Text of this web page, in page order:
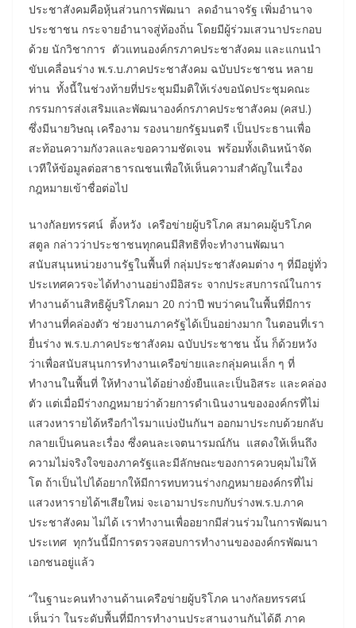
ประชาสังคมคือหุ้นส่วนการพัฒนา ลดอำนาจรัฐ เพิ่มอำนาจ
ประชาชน กระจายอำนาจสู่ท้องถิ่น โดยมีผู้ร่วมเสวนาประกอบ
ด้วย นักวิชาการ ตัวแทนองค์กรภาคประชาสังคม และแกนนำ
ขับเคลื่อนร่าง พ.ร.บ.ภาคประชาสังคม ฉบับประชาชน หลาย
ท่าน ทั้งนี้ในช่วงท้ายที่ประชุมมีมติให้เร่งขอนัดประชุมคณะ
กรรมการส่งเสริมและพัฒนาองค์กรภาคประชาสังคม (คสป.)
ซึ่งมีนายวิษณุ เครืองาม รองนายกรัฐมนตรี เป็นประธานเพื่อ
สะท้อนความกังวลและขอความชัดเจน พร้อมทั้งเดินหน้าจัด
เวทีให้ข้อมูลต่อสาธารณชนเพื่อให้เห็นความสำคัญในเรื่อง
กฎหมายเข้าชื่อต่อไป
นางกัลยทรรศน์ ติ้งหวัง เครือข่ายผู้บริโภค สมาคมผู้บริโภค
สตูล กล่าวว่าประชาชนทุกคนมีสิทธิที่จะทำงานพัฒนา
สนับสนุนหน่วยงานรัฐในพื้นที่ กลุ่มประชาสังคมต่าง ๆ ที่มีอยู่ทั่ว
ประเทศควรจะได้ทำงานอย่างมีอิสระ จากประสบการณ์ในการ
ทำงานด้านสิทธิผู้บริโภคมา 20 กว่าปี พบว่าคนในพื้นที่มีการ
ทำงานที่คล่องตัว ช่วยงานภาครัฐได้เป็นอย่างมาก ในตอนที่เรา
ยื่นร่าง พ.ร.บ.ภาคประชาสังคม ฉบับประชาชน นั้น ก็ด้วยหวัง
ว่าเพื่อสนับสนุนการทำงานเครือข่ายและกลุ่มคนเล็ก ๆ ที่
ทำงานในพื้นที่ ให้ทำงานได้อย่างยั่งยืนและเป็นอิสระ และคล่อง
ตัว แต่เมื่อมีร่างกฎหมายว่าด้วยการดำเนินงานขององค์กรที่ไม่
แสวงหารายได้หรือกำไรมาแบ่งปันกันฯ ออกมาประกบด้วยกลับ
กลายเป็นคนละเรื่อง ซึ่งคนละเจตนารมณ์กัน แสดงให้เห็นถึง
ความไม่จริงใจของภาครัฐและมีลักษณะของการควบคุมไม่ให้
โต ถ้าเป็นไปได้อยากให้มีการทบทวนร่างกฎหมายองค์กรที่ไม่
แสวงหารายได้ฯเสียใหม่ จะเอามาประกบกับร่างพ.ร.บ.ภาค
ประชาสังคม ไม่ได้ เราทำงานเพื่ออยากมีส่วนร่วมในการพัฒนา
ประเทศ ทุกวันนี้มีการตรวจสอบการทำงานขององค์กรพัฒนา
เอกชนอยู่แล้ว
“ในฐานะคนทำงานด้านเครือข่ายผู้บริโภค นางกัลยทรรศน์
เห็นว่า ในระดับพื้นที่มีการทำงานประสานงานกันได้ดี ภาค